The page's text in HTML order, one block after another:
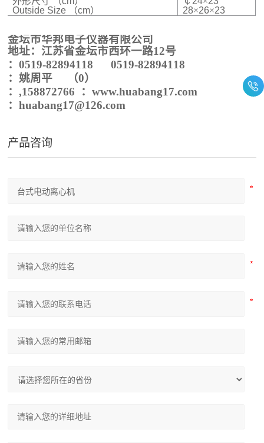
Outside Size （cm）
28×26×23
金坛市华邦电子仪器有限公司
地址：江苏省金坛市西环一路12号
：0519-82894118 0519-82894118
：姚周平
（0）
：,158872766 ：www.huabang17.com
：huabang17@126.com
产品咨询